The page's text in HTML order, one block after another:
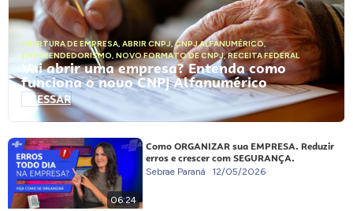
ABERTURA DE EMPRESA, ABRIR CNPJ,CNPJ ALFANUMÉRICO,
EMPREENDEDORISMO, NOVO FORMATO DE CNPJ,RECEITA FEDERAL
Vai abrir uma empresa? Entenda como
funciona o novo CNPJ Alfanumérico
ACESSAR
06:24
Como ORGANIZAR sua EMPRESA. Reduzir
erros e crescer com SEGURANÇA.
Sebrae Paraná 12/05/2026